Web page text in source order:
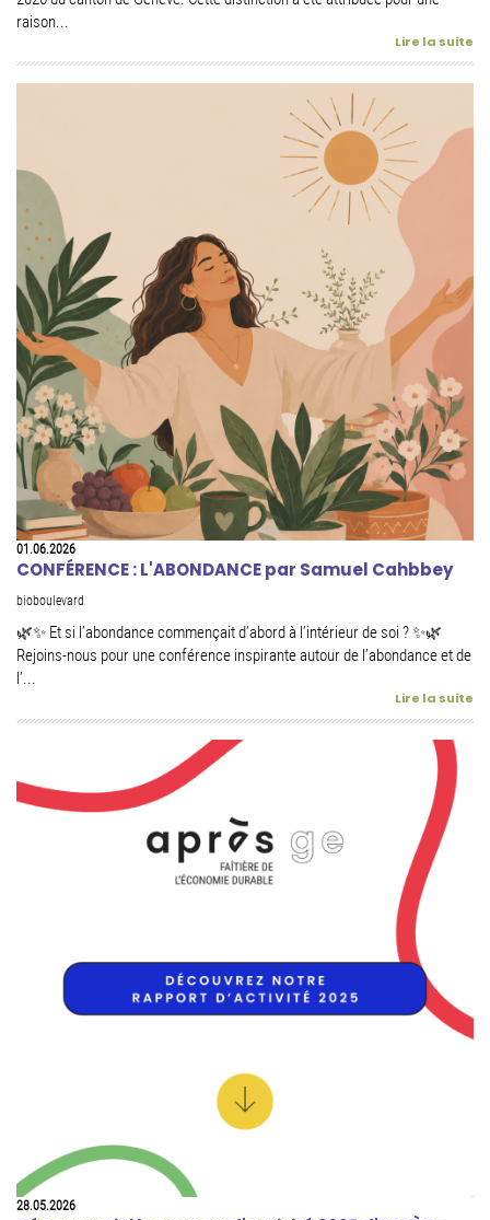
raison...
Lire la suite
01.06.2026
CONFÉRENCE : L'ABONDANCE par Samuel Cahbbey
bioboulevard
🌿✨ Et si l’abondance commençait d’abord à l’intérieur de soi ? ✨🌿
Rejoins-nous pour une conférence inspirante autour de l’abondance et de
l’...
Lire la suite
28.05.2026